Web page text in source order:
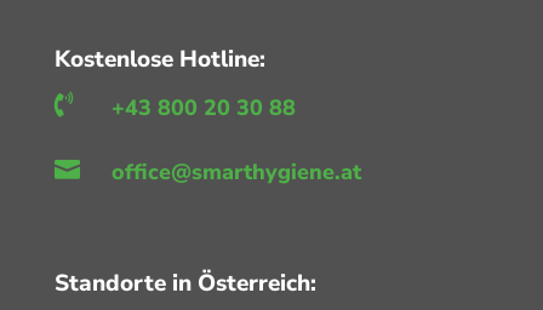
Kostenlose Hotline:
 +43 800 20 30 88
 office@smarthygiene.at
Standorte in Österreich: